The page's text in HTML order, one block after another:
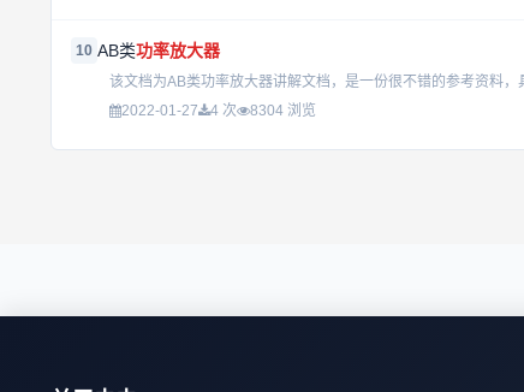
10 AB类功率放大器
该文档为AB类功率放大器讲解文档，是一份很不错的参考资
2022-01-27
4 次 8304 浏览